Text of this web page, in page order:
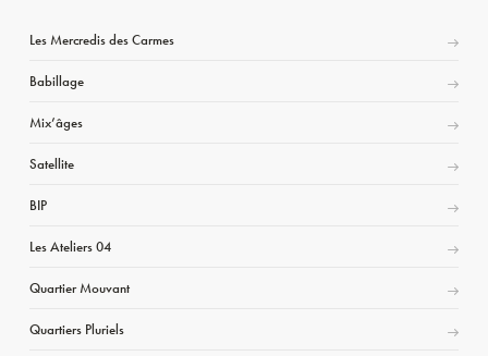
Les Mercredis des Carmes
Babillage
Mix’âges
Satellite
BIP
Les Ateliers 04
Quartier Mouvant
Quartiers Pluriels